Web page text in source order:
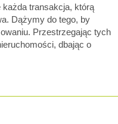
każda transakcja, którą
Dążymy do tego, by
Przestrzegając tych
dbając o